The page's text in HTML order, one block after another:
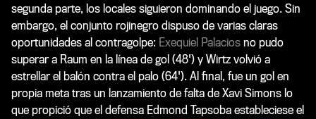
segunda parte, los locales siguieron dominando el juego. Sin
embargo, el conjunto rojinegro dispuso de varias claras
oportunidades al contragolpe: Exequiel Palacios no pudo
superar a Raum en la línea de gol (48') y Wirtz volvió a
estrellar el balón contra el palo (64'). Al final, fue un gol en
propia meta tras un lanzamiento de falta de Xavi Simons lo
que propició que el defensa Edmond Tapsoba estableciese el